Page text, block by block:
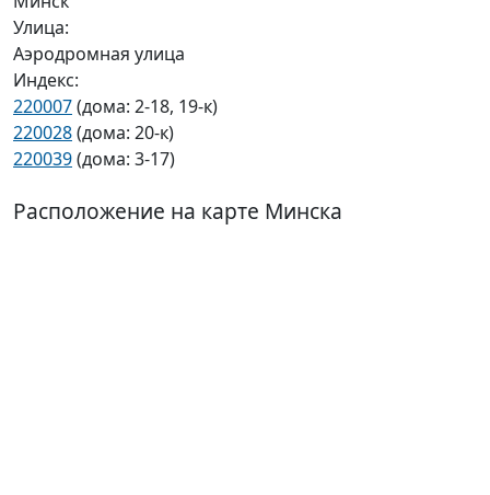
Улица:
Аэродромная улица
Индекс:
220007(дома: 2-18, 19-к)
220028(дома: 20-к)
220039(дома: 3-17)
Расположение на карте Минска